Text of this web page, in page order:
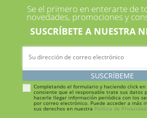
Se el primero en enterarte de
novedades, promociones y
SUSCRÍBETE A NUESTRA
SUSCRÍBEME
Completando el formulario y haciendo click en
consiente que el responsable trate sus datos
hacerle llegar información periódica con los
por correo electrónico. Puede acceder a más
sus derechos en nuestra Política de Privacidad